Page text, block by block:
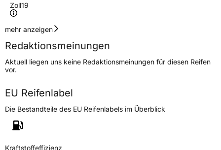
Zoll19
Geschwindigkeitsindex
Höchstgeschwindigkeit
270 km/h
Lastindex105
Höchstlast925 kg
Generelle Merkmale
Fahrzeugtyp
VerwendungSommerreifen
mehr anzeigen
Redaktionsmeinungen
Aktuell liegen uns keine Redaktionsmeinungen für diesen Reifen
vor.
EU Reifenlabel
Die Bestandteile des EU Reifenlabels im Überblick
Kraftstoffeffizienz